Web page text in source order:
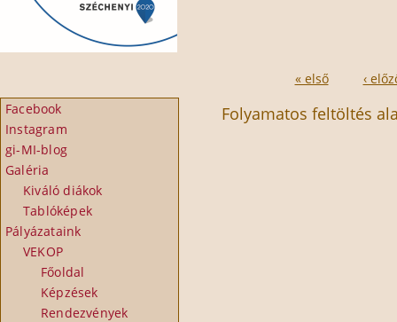
Facebook
Instagram
gi-MI-blog
Galéria
Kiváló diákok
Tablóképek
Pályázataink
VEKOP
Főoldal
Képzések
Rendezvények
« első ‹
Folyamatos feltöltés